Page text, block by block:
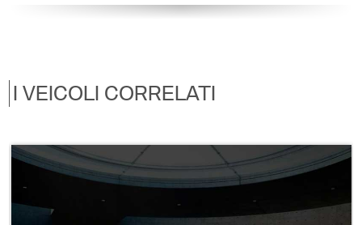
I VEICOLI CORRELATI